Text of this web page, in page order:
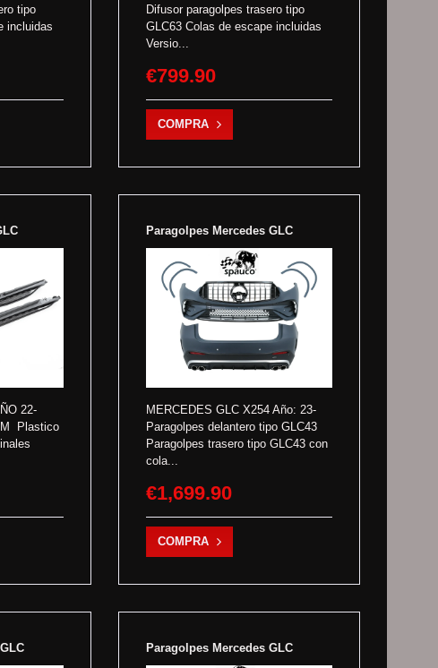
tipo
incluidas
Difusor paragolpes trasero tipo
GLC63 Colas de escape incluidas
Versio...
€799.90
COMPRA
22-
Plastico
Paragolpes Mercedes GLC
MERCEDES GLC X254 Año: 23-
Paragolpes delantero tipo GLC43
Paragolpes trasero tipo GLC43 con
cola...
€1,699.90
COMPRA
Paragolpes Mercedes GLC